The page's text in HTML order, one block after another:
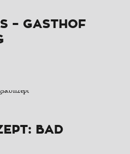
– GASTHOF
BAD